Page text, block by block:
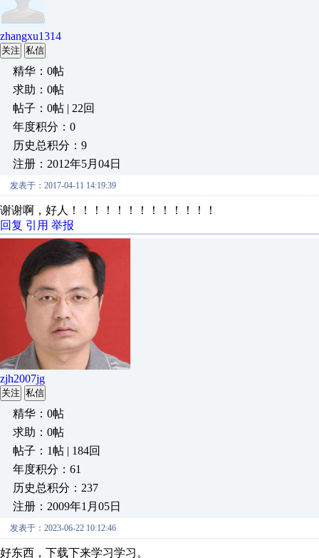
zhangxu1314
关注 私信
精华：0帖
求助：0帖
帖子：0帖 | 22回
年度积分：0
历史总积分：9
注册：2012年5月04日
发表于：2017-04-11 14:19:39
谢谢啊，好人！！！！！！！！！！！！！
回复 引用 举报
zjh2007jg
关注 私信
精华：0帖
求助：0帖
帖子：1帖 | 184回
年度积分：61
历史总积分：237
注册：2009年1月05日
发表于：2023-06-22 10:12:46
好东西，下载下来学习学习。